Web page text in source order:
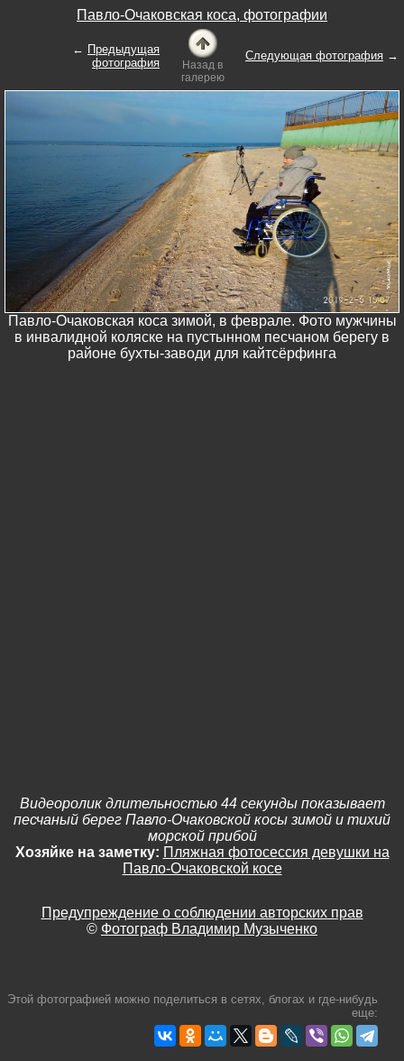
Павло-Очаковская коса, фотографии
← Предыдущая
фотография
Назад в
галерею
Следующая фотография →
Павло-Очаковская коса зимой, в феврале. Фото мужчины
в инвалидной коляске на пустынном песчаном берегу в
районе бухты-заводи для кайтсёрфинга
Видеоролик длительностью 44 секунды показывает
песчаный берег Павло-Очаковской косы зимой и тихий
морской прибой
Хозяйке на заметку: Пляжная фотосессия девушки на
Павло-Очаковской косе
Предупреждение о соблюдении авторских прав
© Фотограф Владимир Музыченко
Этой фотографией можно поделиться в сетях, блогах и где-нибудь
еще: